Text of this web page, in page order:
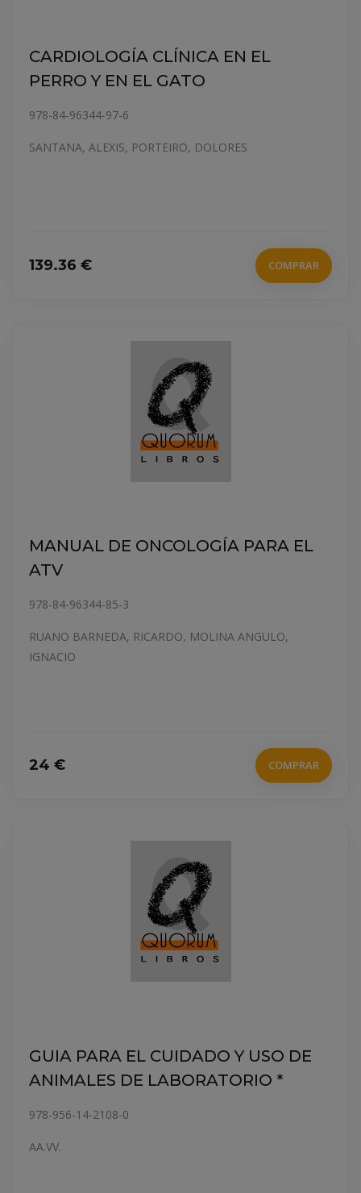
CARDIOLOGÍA CLÍNICA EN EL
PERRO Y EN EL GATO
978-84-96344-97-6
SANTANA, ALEXIS, PORTEIRO, DOLORES
139.36 € COMPRAR
MANUAL DE ONCOLOGÍA PARA EL
ATV
978-84-96344-85-3
RUANO BARNEDA, RICARDO, MOLINA ANGULO,
IGNACIO
24 € COMPRAR
GUIA PARA EL CUIDADO Y USO DE
ANIMALES DE LABORATORIO *
978-956-14-2108-0
AA.VV.